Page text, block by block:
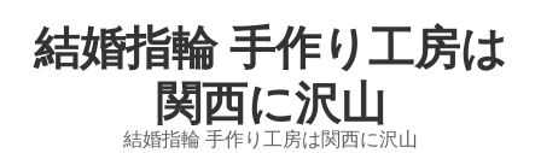
ビ
ゲ
ン
テ
結婚指輪 手作り工房は
関西に沢山
結婚指輪 手作り工房は関西に沢山